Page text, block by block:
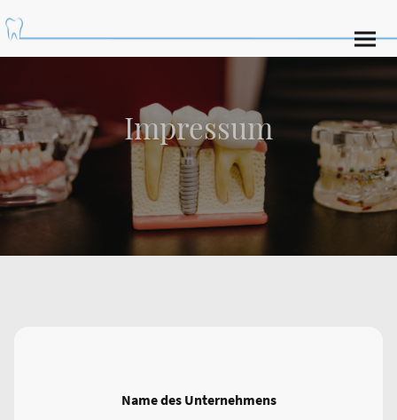
Impressum
Name des Unternehmens